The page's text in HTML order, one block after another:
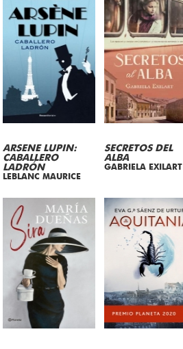
ARSENE LUPIN:
CABALLERO
LADRÓN
LEBLANC MAURICE
SECRETOS DEL
ALBA
GABRIELA EXILART